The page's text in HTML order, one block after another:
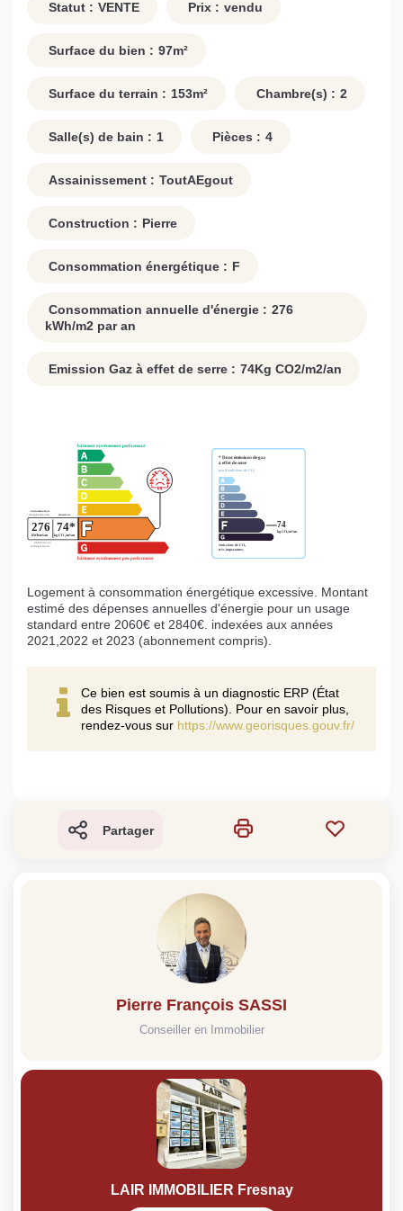
Statut : VENTE Prix : vendu
Surface du bien : 97m²
Surface du terrain : 153m² Chambre(s) : 2
Salle(s) de bain : 1 Pièces : 4
Assainissement : ToutAEgout
Construction : Pierre
Consommation énergétique : F
Consommation annuelle d'énergie : 276
kWh/m2 par an
Emission Gaz à effet de serre : 74Kg CO2/m2/an
Logement à consommation énergétique excessive. Montant
estimé des dépenses annuelles d'énergie pour un usage
standard entre 2060€ et 2840€. indexées aux années
2021,2022 et 2023 (abonnement compris).
Ce bien est soumis à un diagnostic ERP (État
des Risques et Pollutions). Pour en savoir plus,
rendez-vous sur https://www.georisques.gouv.fr/
Partager
Pierre François SASSI
Conseiller en Immobilier
LAIR IMMOBILIER Fresnay